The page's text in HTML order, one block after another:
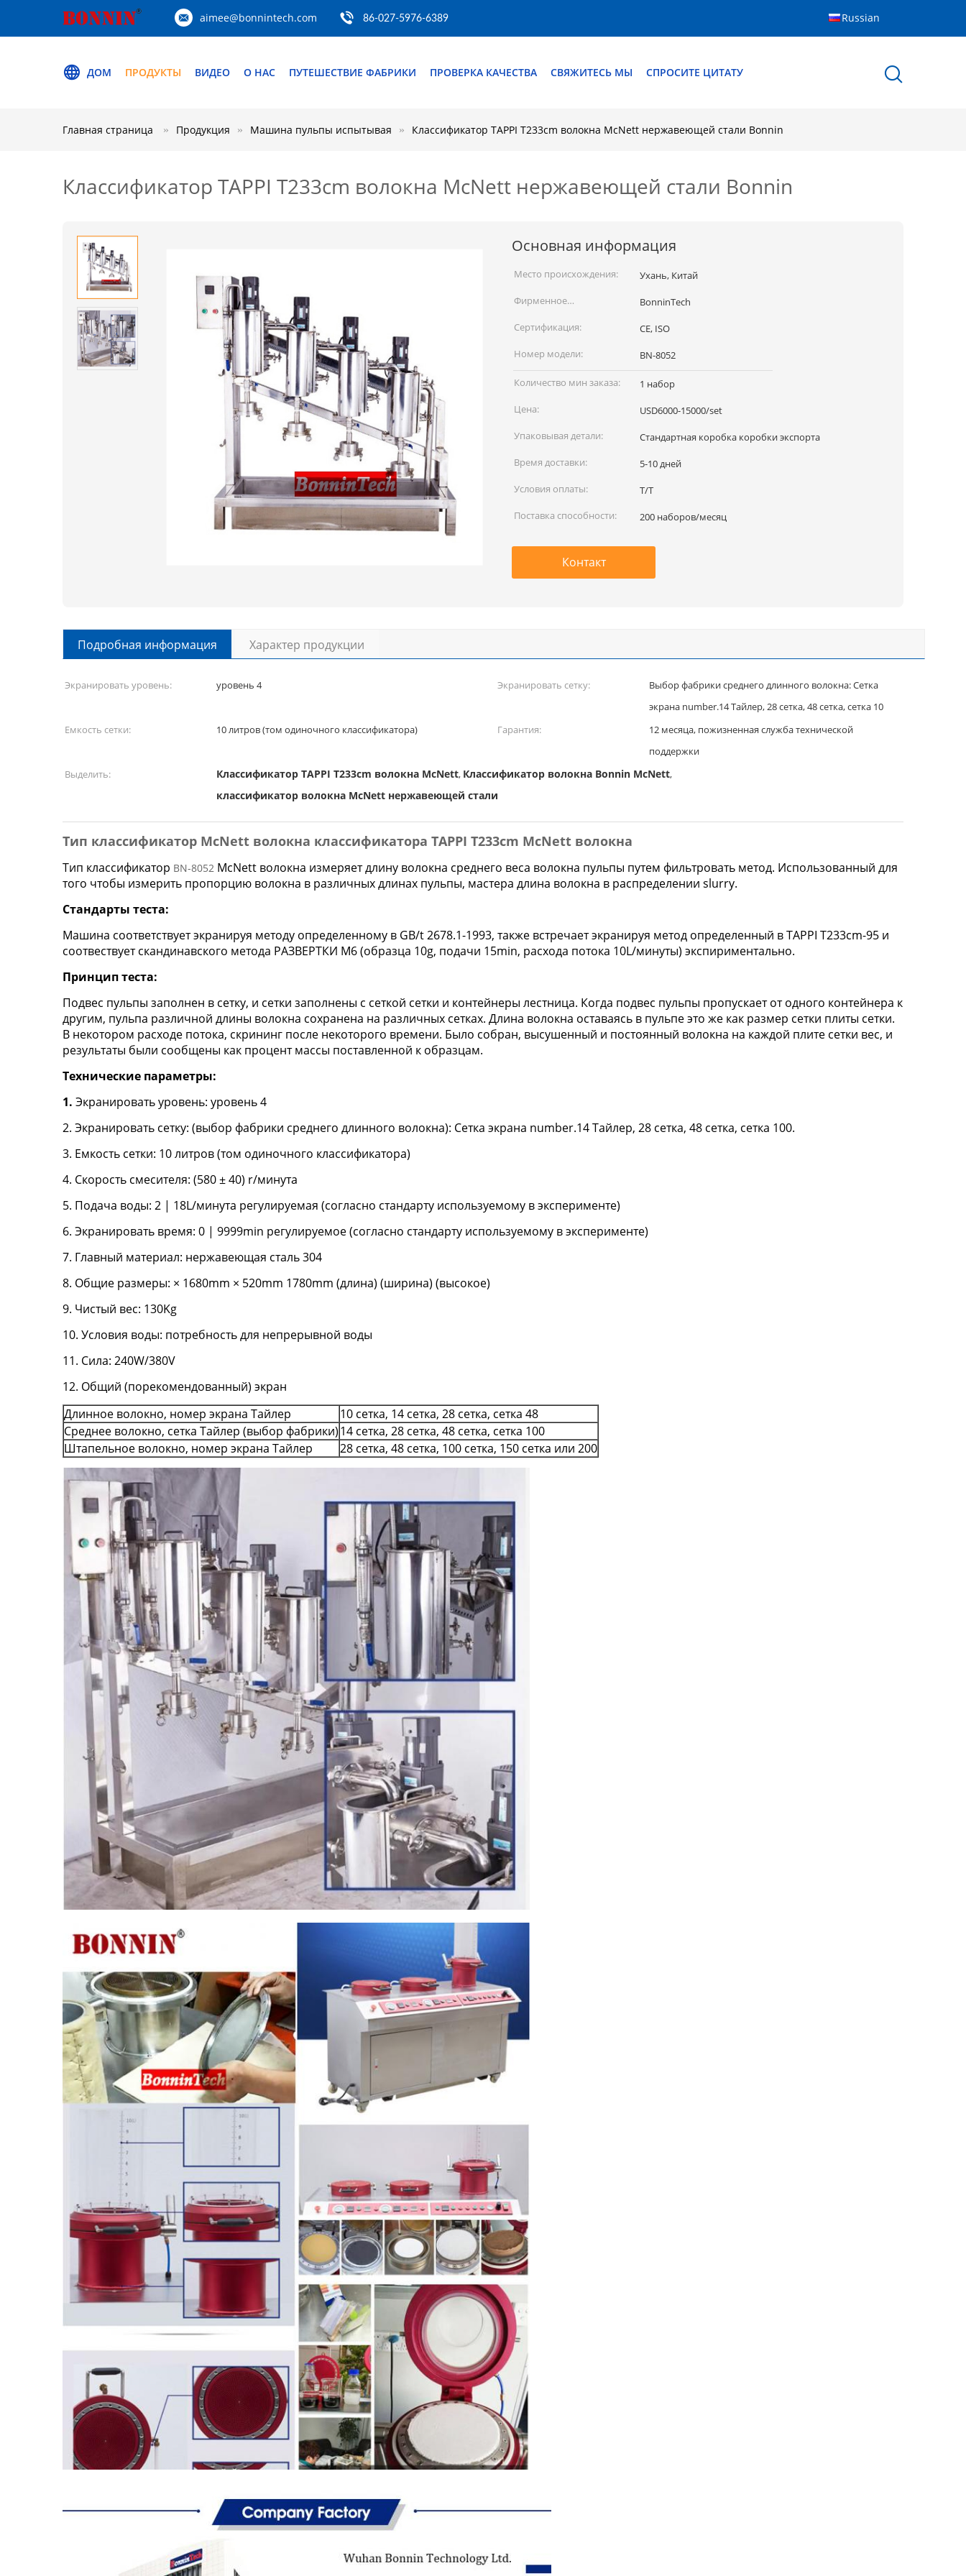
Мы скоро тебе перезвоним!
aimee@bonnintech.com 86-027-5976-6389 Russian
ДОМ ПРОДУКТЫ ВИДЕО О НАС ПУТЕШЕСТВИЕ ФАБРИКИ ПРОВЕРКА КАЧЕСТВА СВЯЖИТЕСЬ МЫ СПРОСИТЕ ЦИТАТУ
Главная страница Продукция Машина пульпы испытывая Классификатор TAPPI T233cm волокна McNett нержавеющей стали Bonnin
Классификатор TAPPI T233cm волокна McNett нержавеющей стали Bonnin
Основная информация
Место происхождения:
Ухань, Китай
Фирменное
наименование:
BonninTech
Сертификация:
CE, ISO
Номер модели:
BN-8052
Количество мин заказа:
1 набор
Цена:
USD6000-15000/set
Упаковывая детали:
Стандартная коробка коробки экспорта
Время доставки:
5-10 дней
Условия оплаты:
T/T
Поставка способности:
200 наборов/месяц
Контакт
Подробная информация Характер продукции
Экранировать уровень: уровень 4 Экранировать сетку:
Выбор фабрики среднего длинного волокна: Сетка
экрана number.14 Тайлер, 28 сетка, 48 сетка, сетка 10
Емкость сетки:
10 литров (том одиночного классификатора) Гарантия:
12 месяца, пожизненная служба технической
поддержки
Выделить:
Классификатор TAPPI T233cm волокна McNett, Классификатор волокна Bonnin McNett,
классификатор волокна McNett нержавеющей стали
Тип классификатор McNett волокна классификатора TAPPI T233cm McNett волокна
Тип классификатор BN-8052 McNett волокна измеряет длину волокна среднего веса волокна пульпы путем фильтровать метод. Использованный для
того чтобы измерить пропорцию волокна в различных длинах пульпы, мастера длина волокна в распределении slurry.
Стандарты теста:
Машина соответствует экранируя методу определенному в GB/t 2678.1-1993, также встречает экранируя метод определенный в TAPPI T233cm-95 и
соотвествует скандинавского метода РАЗВЕРТКИ M6 (образца 10g, подачи 15min, расхода потока 10L/минуты) экспириментально.
Принцип теста:
Подвес пульпы заполнен в сетку, и сетки заполнены с сеткой сетки и контейнеры лестница. Когда подвес пульпы пропускает от одного контейнера к
другим, пульпа различной длины волокна сохранена на различных сетках. Длина волокна оставаясь в пульпе это же как размер сетки плиты сетки.
В некотором расходе потока, скрининг после некоторого времени. Было собран, высушенный и постоянный волокна на каждой плите сетки вес, и
результаты были сообщены как процент массы поставленной к образцам.
Технические параметры:
1. Экранировать уровень: уровень 4
2. Экранировать сетку: (выбор фабрики среднего длинного волокна): Сетка экрана number.14 Тайлер, 28 сетка, 48 сетка, сетка 100.
3. Емкость сетки: 10 литров (том одиночного классификатора)
4. Скорость смесителя: (580 ± 40) r/минута
5. Подача воды: 2 | 18L/минута регулируемая (согласно стандарту используемому в эксперименте)
6. Экранировать время: 0 | 9999min регулируемое (согласно стандарту используемому в эксперименте)
7. Главный материал: нержавеющая сталь 304
8. Общие размеры: × 1680mm × 520mm 1780mm (длина) (ширина) (высокое)
9. Чистый вес: 130Kg
10. Условия воды: потребность для непрерывной воды
11. Сила: 240W/380V
12. Общий (порекомендованный) экран
Длинное волокно, номер экрана Тайлер
10 сетка, 14 сетка, 28 сетка, сетка 48
Среднее волокно, сетка Тайлер (выбор фабрики)14 сетка, 28 сетка, 48 сетка, сетка 100
Штапельное волокно, номер экрана Тайлер
28 сетка, 48 сетка, 100 сетка, 150 сетка или 200